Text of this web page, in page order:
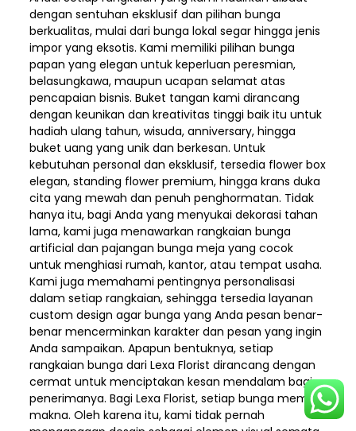
dengan sentuhan eksklusif dan pilihan bunga
berkualitas, mulai dari bunga lokal segar hingga jenis
impor yang eksotis. Kami memiliki pilihan bunga
papan yang elegan untuk keperluan peresmian,
belasungkawa, maupun ucapan selamat atas
pencapaian bisnis. Buket tangan kami dirancang
dengan keunikan dan kreativitas tinggi baik itu untuk
hadiah ulang tahun, wisuda, anniversary, hingga
buket uang yang unik dan berkesan. Untuk
kebutuhan personal dan eksklusif, tersedia flower box
elegan, standing flower premium, hingga krans duka
cita yang mewah dan penuh penghormatan. Tidak
hanya itu, bagi Anda yang menyukai dekorasi tahan
lama, kami juga menawarkan rangkaian bunga
artificial dan pajangan bunga meja yang cocok
untuk menghiasi rumah, kantor, atau tempat usaha.
Kami juga memahami pentingnya personalisasi
dalam setiap rangkaian, sehingga tersedia layanan
custom design agar bunga yang Anda pesan benar-
benar mencerminkan karakter dan pesan yang ingin
Anda sampaikan. Apapun bentuknya, setiap
rangkaian bunga dari Lexa Florist dirancang dengan
cermat untuk menciptakan kesan mendalam bagi
penerimanya. Bagi Lexa Florist, setiap bunga memiliki
makna. Oleh karena itu, kami tidak pernah